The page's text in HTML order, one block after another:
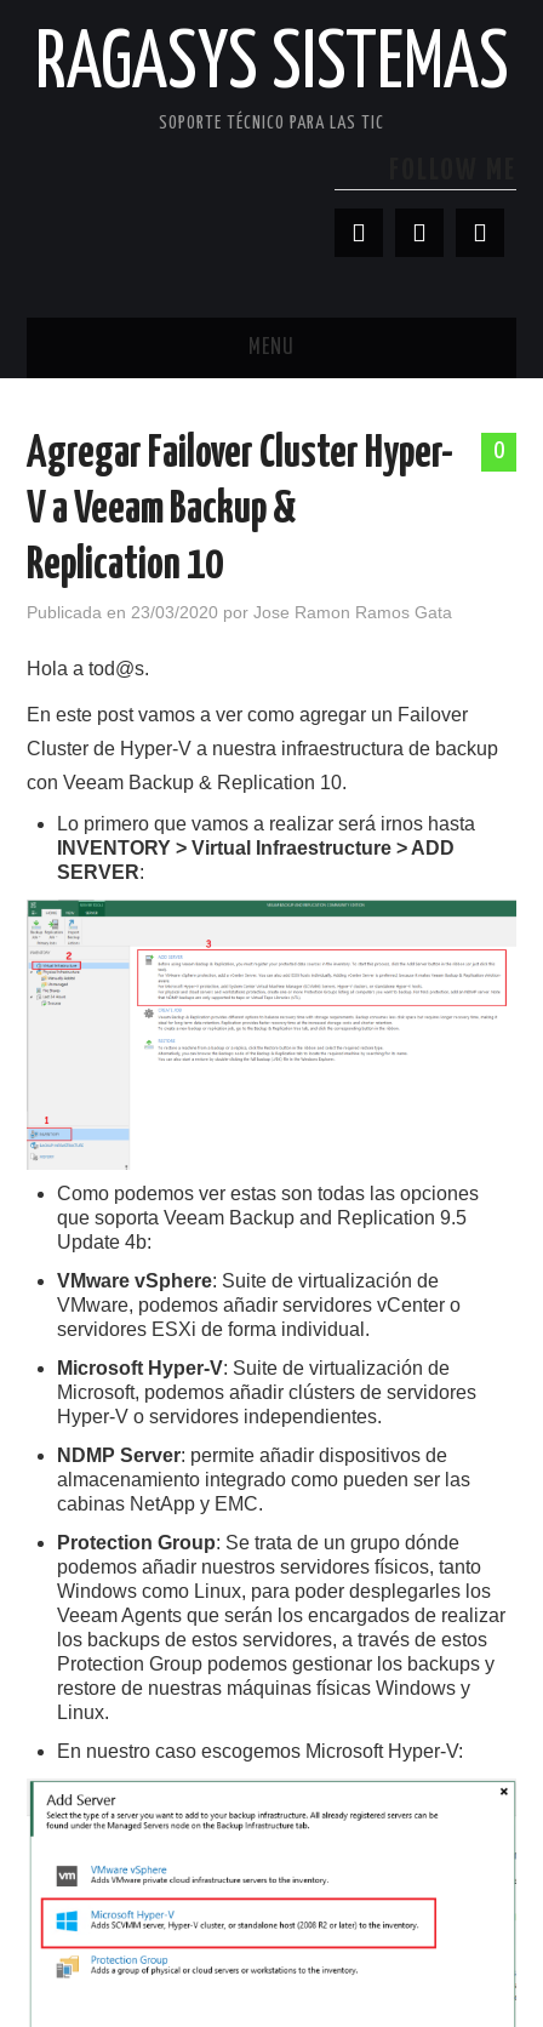
RAGASYS SISTEMAS
SOPORTE TÉCNICO PARA LAS TIC
MENU
ACERCA DE
POLÍTICA DE PRIVACIDAD
0
Agregar Failover Cluster Hyper-
V a Veeam Backup &
Replication 10
Publicada en 23/03/2020 porJose Ramon Ramos Gata
Hola a tod@s.
En este post vamos a ver como agregar un Failover
Cluster de Hyper-V a nuestra infraestructura de backup
con Veeam Backup & Replication 10.
Lo primero que vamos a realizar será irnos hasta
INVENTORY > Virtual Infraestructure > ADD
SERVER:
Como podemos ver estas son todas las opciones
que soporta Veeam Backup and Replication 9.5
Update 4b:
VMware vSphere: Suite de virtualización de
VMware, podemos añadir servidores vCenter o
servidores ESXi de forma individual.
Microsoft Hyper-V: Suite de virtualización de
Microsoft, podemos añadir clústers de servidores
Hyper-V o servidores independientes.
NDMP Server: permite añadir dispositivos de
almacenamiento integrado como pueden ser las
cabinas NetApp y EMC.
Protection Group: Se trata de un grupo dónde
podemos añadir nuestros servidores físicos, tanto
Windows como Linux, para poder desplegarles los
Veeam Agents que serán los encargados de realizar
los backups de estos servidores, a través de estos
Protection Group podemos gestionar los backups y
restore de nuestras máquinas físicas Windows y
Linux.
En nuestro caso escogemos Microsoft Hyper-V: